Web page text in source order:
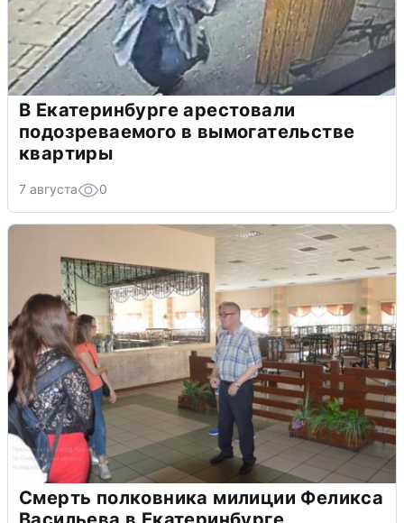
В Екатеринбурге арестовали
подозреваемого в вымогательстве
квартиры
7 августа 0
Смерть полковника милиции Феликса